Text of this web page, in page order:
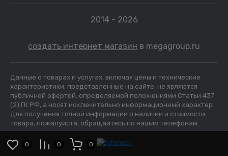
0 0 0
2014 - 2026
создать интернет магазин в megagroup.ru
Данные о товарах и услугах, включая цены и технические
характеристики, представленные на сайте, не являются
публичной офертой, определяемой положениями Статьи 437
(2) ГК РФ, а носят исключительно информационный характер.
Для получения точной информации о наличии и стоимости
товара, пожалуйста, обращайтесь по нашим телефонам.